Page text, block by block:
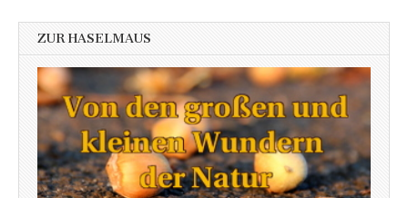
ZUR HASELMAUS